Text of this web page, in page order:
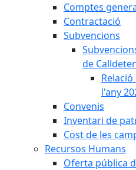
Comptes
Contractació
Subvencions
de
l'any
Convenis
Inventari de
Cost de les
Recursos Humans
Oferta pública